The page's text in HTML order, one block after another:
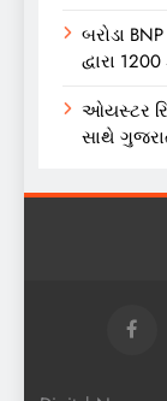
બરોડા
દ્વારા
ઓયસ્ટર
સાથે